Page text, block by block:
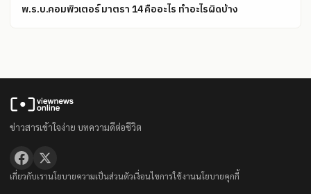
พ.ร.บ.คอมพิวเตอร์ มาตรา 14 คืออะไร ทำอะไรผิดบ้าง
ข่าวสารเข้าใจง่าย บทความดีต่อชีวิต
เกี่ยวกับเรานโยบายความเป็นส่วนตัวเงื่อนไขการใช้งานนโยบายคุกกี้